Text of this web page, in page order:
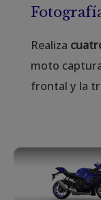
Realiza
moto
frontal y la